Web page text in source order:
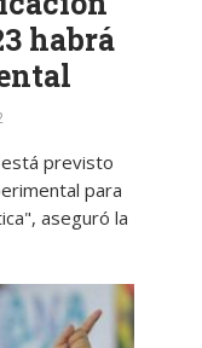
habrá
previsto
para
aseguró la